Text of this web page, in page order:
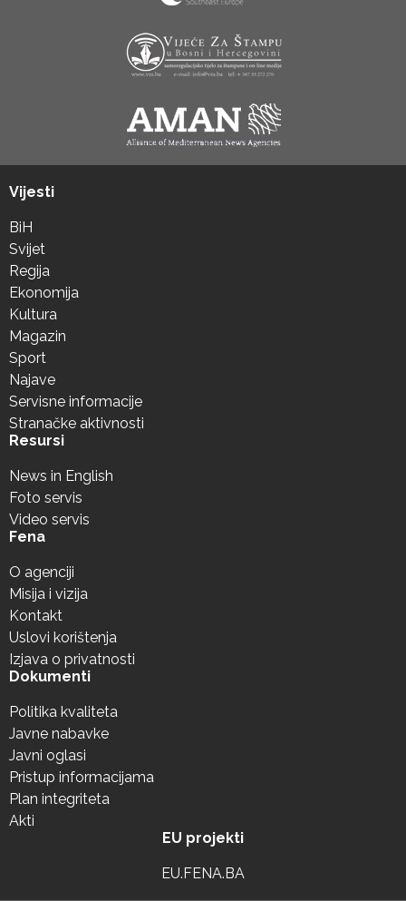
Vijesti
BiH
Svijet
Regija
Ekonomija
Kultura
Magazin
Sport
Najave
Servisne informacije
Stranačke aktivnosti
Resursi
News in English
Foto servis
Video servis
Fena
O agenciji
Misija i vizija
Kontakt
Uslovi korištenja
Izjava o privatnosti
Dokumenti
Politika kvaliteta
Javne nabavke
Javni oglasi
Pristup informacijama
Plan integriteta
Akti
EU projekti
EU.FENA.BA